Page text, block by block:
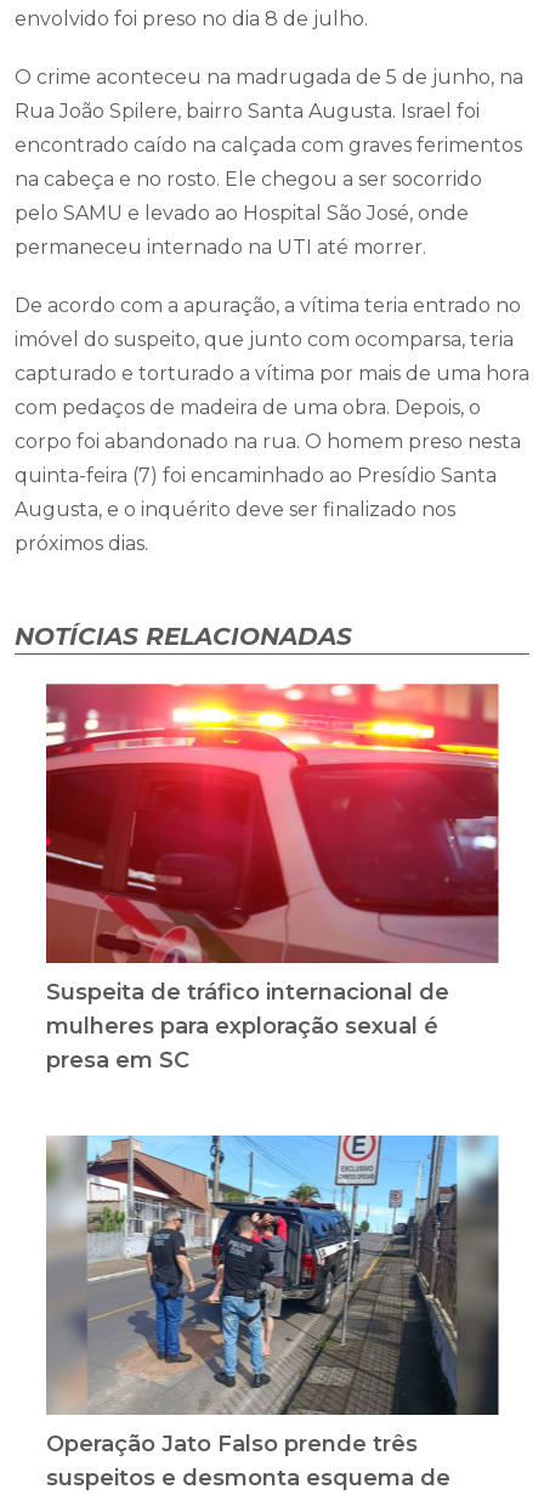
envolvido foi preso no dia 8 de julho.
O crime aconteceu na madrugada de 5 de junho, na
Rua João Spilere, bairro Santa Augusta. Israel foi
encontrado caído na calçada com graves ferimentos
na cabeça e no rosto. Ele chegou a ser socorrido
pelo SAMU e levado ao Hospital São José, onde
permaneceu internado na UTI até morrer.
De acordo com a apuração, a vítima teria entrado no
imóvel do suspeito, que junto com ocomparsa, teria
capturado e torturado a vítima por mais de uma hora
com pedaços de madeira de uma obra. Depois, o
corpo foi abandonado na rua. O homem preso nesta
quinta-feira (7) foi encaminhado ao Presídio Santa
Augusta, e o inquérito deve ser finalizado nos
próximos dias.
NOTÍCIAS RELACIONADAS
Suspeita de tráfico internacional de
mulheres para exploração sexual é
presa em SC
Operação Jato Falso prende três
suspeitos e desmonta esquema de